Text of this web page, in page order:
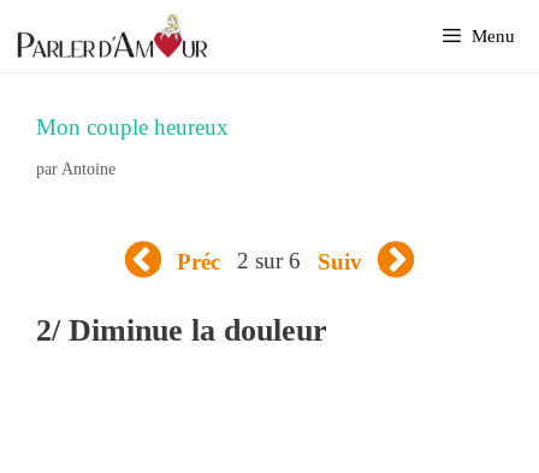
au
Menu
Mon couple heureux
par Antoine
Préc 2 sur 6 Suiv
2/ Diminue la douleur